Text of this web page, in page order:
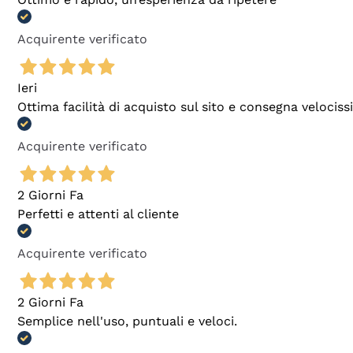
Acquirente verificato
Ieri
Ottima facilità di acquisto sul sito e consegna
Acquirente verificato
2 Giorni Fa
Perfetti e attenti al cliente
Acquirente verificato
2 Giorni Fa
Semplice nell'uso, puntuali e veloci.